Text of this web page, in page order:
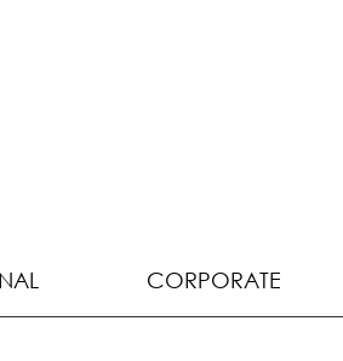
CORPORATE